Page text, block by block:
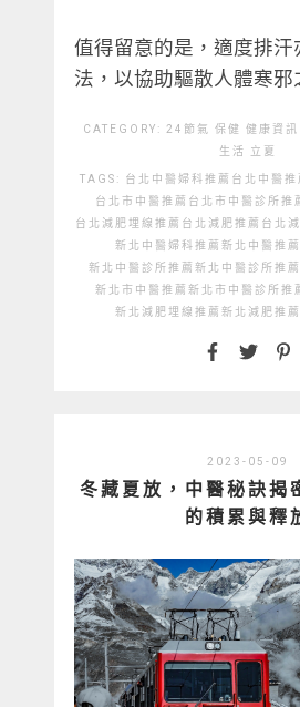
值得留意的是，適度排汗
法，以協助驅散人體寒邪
CATEGORY: 24節氣 保健 健康資訊
生活
立夏
TAGS: 台北中醫婦科推薦 台北中醫推
台北市中醫推薦 台北市中醫診所推
台北減肥埋線推薦 台北減肥推薦 台北
新北中醫婦科推薦 新北中醫推薦
新北中醫診所推薦 新北中醫診所推
新北市中醫推薦 新北市中醫診所推
新北減肥埋線推薦 新北減肥推薦
2023-05-09
冬藏夏放，中醫秘訣揭
的積累與釋